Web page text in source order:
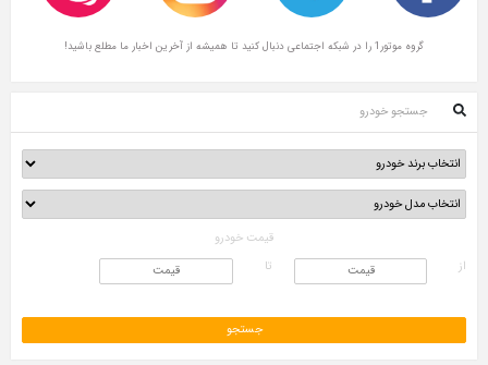
گروه موتور1 را در شبکه اجتماعی دنبال کنید تا همیشه از آخرین اخبار ما مطلع باشید!
جستجو خودرو
قیمت خودرو
از
تا